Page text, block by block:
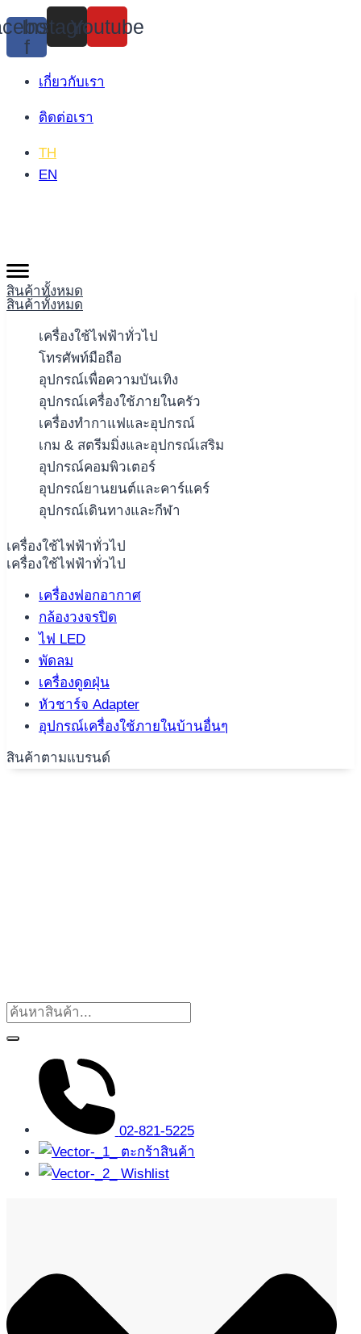
Skip
to
content
f
Instagram
Youtube
เกี่ยวกับเรา
ติดต่อเรา
TH
EN
สินค้าทั้งหมด
สินค้าทั้งหมด
เครื่องใช้ไฟฟ้าทั่วไป
โทรศัพท์มือถือ
อุปกรณ์เพื่อความบันเทิง
อุปกรณ์เครื่องใช้ภายในครัว
เครื่องทำกาแฟและอุปกรณ์
เกม & สตรีมมิ่งและอุปกรณ์เสริม
อุปกรณ์คอมพิวเตอร์
อุปกรณ์ยานยนต์และคาร์แคร์
อุปกรณ์เดินทางและกีฬา
เครื่องใช้ไฟฟ้าทั่วไป
เครื่องใช้ไฟฟ้าทั่วไป
เครื่องฟอกอากาศ
กล้องวงจรปิด
ไฟ LED
พัดลม
เครื่องดูดฝุ่น
หัวชาร์จ Adapter
อุปกรณ์เครื่องใช้ภายในบ้านอื่นๆ
สินค้าตามแบรนด์
02-821-5225
ตะกร้าสินค้า
Wishlist